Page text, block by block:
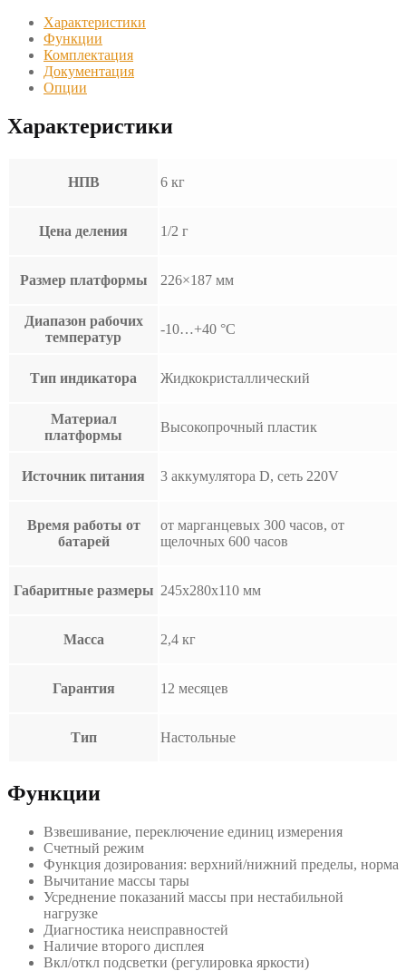
Характеристики
Функции
Комплектация
Документация
Опции
Характеристики
НПВ 6 кг
Цена деления 1/2 г
Размер платформы 226×187 мм
Диапазон рабочих
температур
-10…+40 °С
Тип индикатора Жидкокристаллический
Материал
платформы
Высокопрочный пластик
Источник питания 3 аккумулятора D, сеть 220V
Время работы от
батарей
от марганцевых 300 часов, от
щелочных 600 часов
Габаритные размеры 245x280x110 мм
Масса 2,4 кг
Гарантия 12 месяцев
Тип Настольные
Функции
Взвешивание, переключение единиц измерения
Счетный режим
Функция дозирования: верхний/нижний пределы, норма
Вычитание массы тары
Усреднение показаний массы при нестабильной
нагрузке
Диагностика неисправностей
Наличие второго дисплея
Вкл/откл подсветки (регулировка яркости)